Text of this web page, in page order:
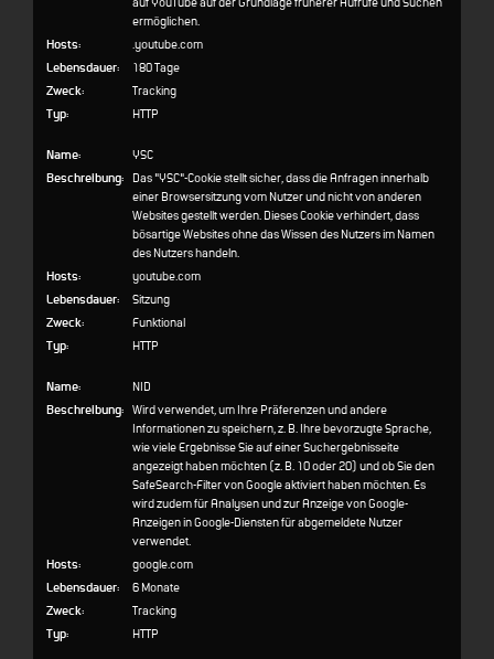
ermöglichen.
Hosts:
.youtube.com
Lebensdauer:
180 Tage
Zweck:
Tracking
Typ:
HTTP
Name:
YSC
Beschreibung: Das "YSC"-Cookie stellt sicher, dass die Anfragen innerhalb
einer Browsersitzung vom Nutzer und nicht von anderen
Websites gestellt werden. Dieses Cookie verhindert, dass
bösartige Websites ohne das Wissen des Nutzers im Namen
des Nutzers handeln.
Hosts:
youtube.com
Lebensdauer:
Sitzung
Zweck:
Funktional
Typ:
HTTP
Name:
NID
Beschreibung: Wird verwendet, um Ihre Präferenzen und andere
Informationen zu speichern, z. B. Ihre bevorzugte Sprache,
wie viele Ergebnisse Sie auf einer Suchergebnisseite
angezeigt haben möchten (z. B. 10 oder 20) und ob Sie den
SafeSearch-Filter von Google aktiviert haben möchten. Es
wird zudem für Analysen und zur Anzeige von Google-
Anzeigen in Google-Diensten für abgemeldete Nutzer
verwendet.
Hosts:
google.com
Lebensdauer:
6 Monate
Zweck:
Tracking
Typ:
HTTP